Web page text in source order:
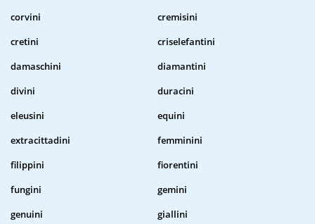
corvini
cremisini
cretini
criselefantini
damaschini
diamantini
divini
duracini
eleusini
equini
extracittadini
femminini
filippini
fiorentini
fungini
gemini
genuini
giallini